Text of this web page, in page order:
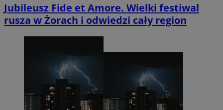
Jubileusz Fide et Amore. Wielki festiwal
rusza w Żorach i odwiedzi cały region